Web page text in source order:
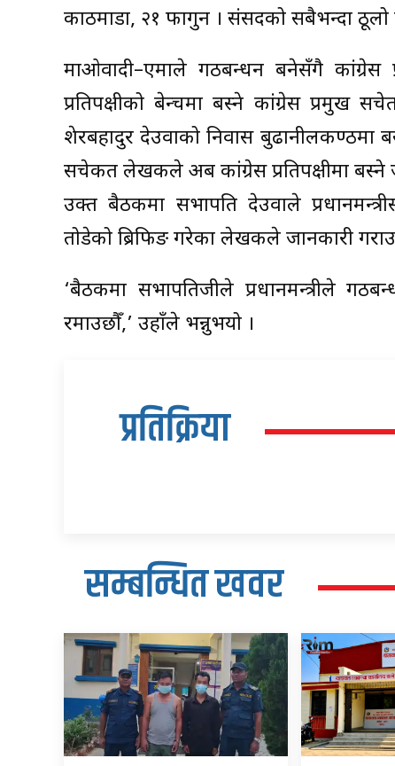
काठमाडौं, २१ फागुन । संसदको सबैभन्दा ठूलो
माओवादी–एमाले गठबन्धन बनेसँगै
प्रतिपक्षीको बेन्चमा बस्ने कांग्रेस
शेरबहादुर देउवाको निवास बुढानीलकण्ठमा
सचेकत लेखकले अब कांग्रेस प्रतिपक्षीमा बस्ने
उक्त बैठकमा सभापति देउवाले
तोडेको ब्रिफिङ गरेका लेखकले जानकारी
‘बैठकमा सभापतिजीले प्रधानमन्त्रीले
रमाउछौँ,’ उहाँले भन्नुभयो ।
प्रतिक्रिया
सम्बन्धित खवर